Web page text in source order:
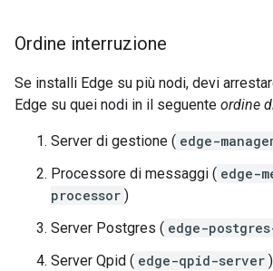
Ordine interruzione
Se installi Edge su più nodi, devi
Edge su quei nodi in il seguente ordine
Server di gestione ( edge-
Processore di messaggi ( edge-
processor )
Server Postgres ( edge-
Server Qpid ( edge-qpid-server )